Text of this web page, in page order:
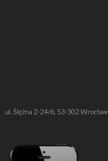
ul. Ślężna 2-24/6, 53-302 Wrocław